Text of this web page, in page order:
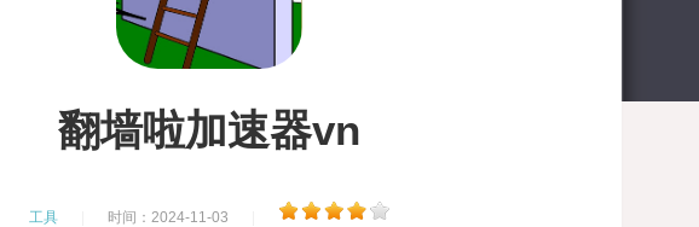
翻墙啦加速器vn
工具 时间：2024-11-03